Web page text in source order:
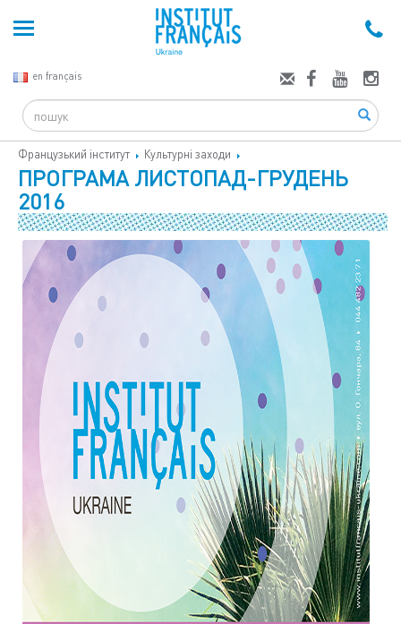
en français
Search
Французький інститут Культурні заходи
ПРОГРАМА ЛИСТОПАД-ГРУДЕНЬ
2016